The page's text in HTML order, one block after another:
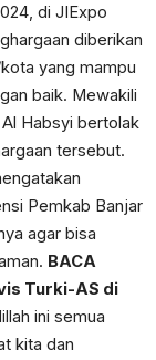
di JIExpo
diberikan
yang mampu
baik. Mewakili
Habsyi bertolak
tersebut.
Pemkab Banjar
agar bisa
BACA
Turki-AS di
ini semua
kita dan